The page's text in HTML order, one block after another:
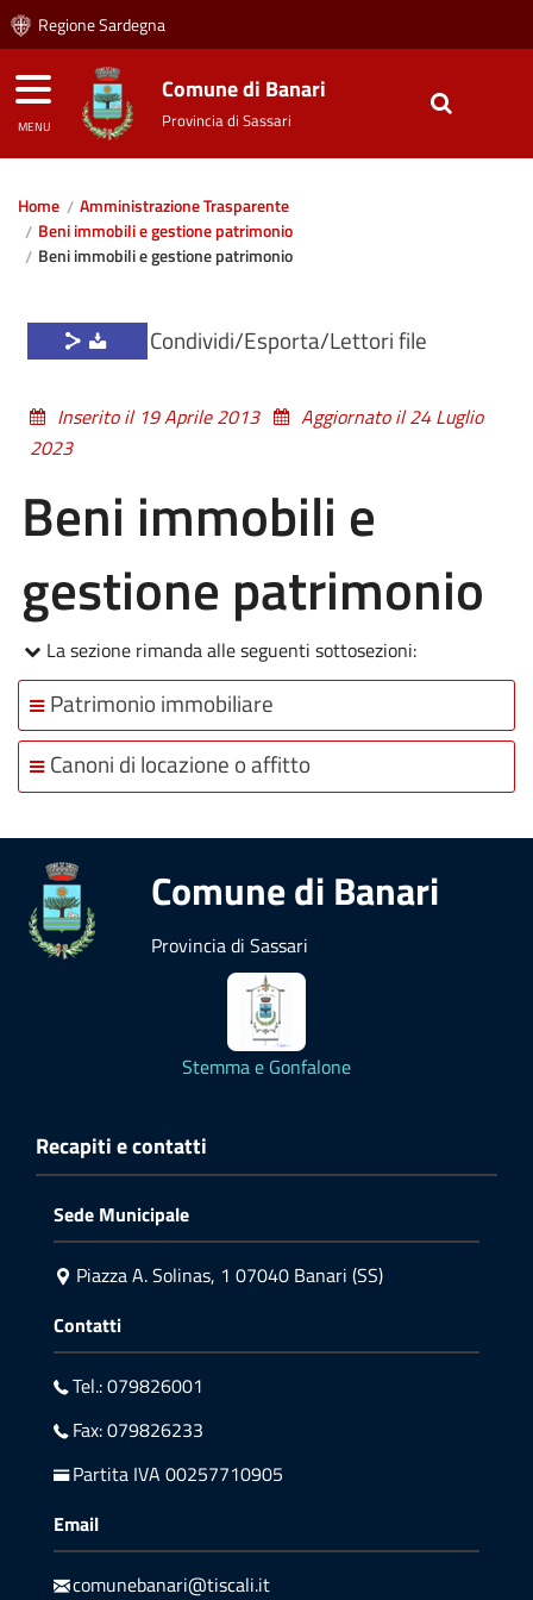
Regione Sardegna
MENU
Comune di Banari
Provincia di Sassari
Home
Amministrazione Trasparente
Beni immobili e gestione patrimonio
Beni immobili e gestione patrimonio
Condividi/Esporta/Lettori file
Inserito il 19 Aprile 2013
Aggiornato il 24 Luglio
2023
Beni immobili e
gestione patrimonio
La sezione rimanda alle seguenti sottosezioni:
Patrimonio immobiliare
Canoni di locazione o affitto
Comune di Banari
Provincia di Sassari
Stemma e Gonfalone
Recapiti e contatti
Sede Municipale
Piazza A. Solinas, 1 07040 Banari (SS)
Contatti
Tel.: 079826001
Fax: 079826233
Partita IVA 00257710905
Email
comunebanari@tiscali.it